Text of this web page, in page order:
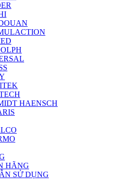
HAENSCH
HÃNG
SỬ DỤNG